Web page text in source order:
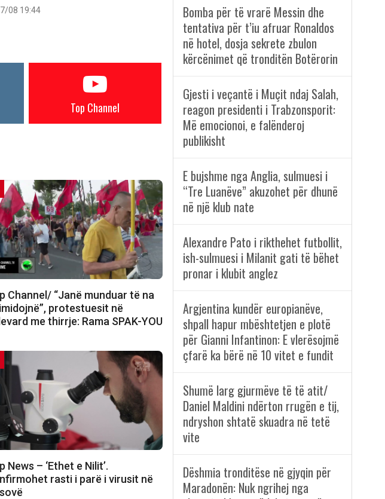
08 19:44
Top Channel
Channel/ “Janë munduar të na
protestuesit në
me thirrje: Rama SPAK-YOU
News – ‘Ethet e Nilit’.
rasti i parë i virusit në
Bomba për të vrarë Messin dhe
tentativa për t’iu afruar Ronaldos
në hotel, dosja sekrete zbulon
kërcënimet që tronditën Botërorin
Gjesti i veçantë i Muçit ndaj Salah,
reagon presidenti i Trabzonsporit:
Më emocionoi, e falënderoj
publikisht
E bujshme nga Anglia, sulmuesi i
“Tre Luanëve” akuzohet për dhunë
në një klub nate
Alexandre Pato i rikthehet futbollit,
ish-sulmuesi i Milanit gati të bëhet
pronar i klubit anglez
Argjentina kundër europianëve,
shpall hapur mbështetjen e plotë
për Gianni Infantinon: E vlerësojmë
çfarë ka bërë në 10 vitet e fundit
Shumë larg gjurmëve të të atit/
Daniel Maldini ndërton rrugën e tij,
ndryshon shtatë skuadra në tetë
vite
Dëshmia tronditëse në gjyqin për
Maradonën: Nuk ngrihej nga